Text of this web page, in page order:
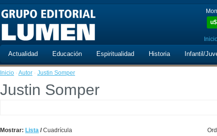
u$
Actualidad Educación Espiritualidad Historia Infantil/
Inicio · Autor · Justin Somper
Justin Somper
Mostrar: Lista /Cuadrícula